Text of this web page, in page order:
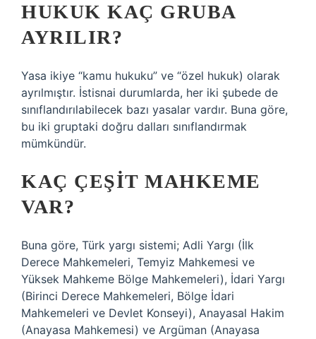
HUKUK KAÇ GRUBA
AYRILIR?
Yasa ikiye “kamu hukuku” ve “özel hukuk) olarak
ayrılmıştır. İstisnai durumlarda, her iki şubede de
sınıflandırılabilecek bazı yasalar vardır. Buna göre,
bu iki gruptaki doğru dalları sınıflandırmak
mümkündür.
KAÇ ÇEŞIT MAHKEME
VAR?
Buna göre, Türk yargı sistemi; Adli Yargı (İlk
Derece Mahkemeleri, Temyiz Mahkemesi ve
Yüksek Mahkeme Bölge Mahkemeleri), İdari Yargı
(Birinci Derece Mahkemeleri, Bölge İdari
Mahkemeleri ve Devlet Konseyi), Anayasal Hakim
(Anayasa Mahkemesi) ve Argüman (Anayasa